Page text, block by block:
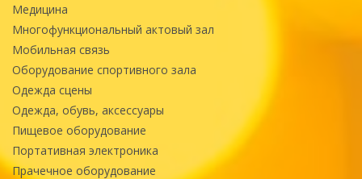
Медицина
Многофункциональный актовый зал
Мобильная связь
Оборудование спортивного зала
Одежда сцены
Одежда, обувь, аксессуары
Пищевое оборудование
Портативная электроника
Прачечное оборудование